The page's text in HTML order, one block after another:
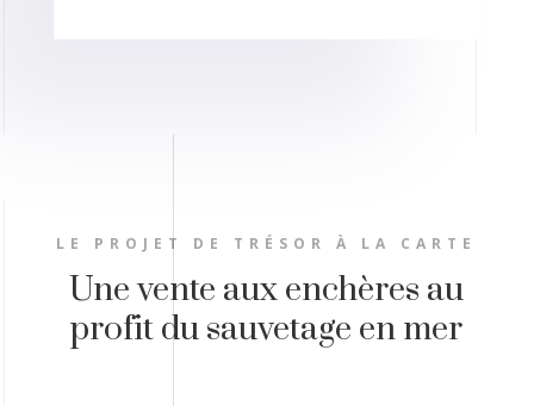
LE PROJET DE TRÉSOR À LA CARTE
Une vente aux enchères au
profit du sauvetage en mer